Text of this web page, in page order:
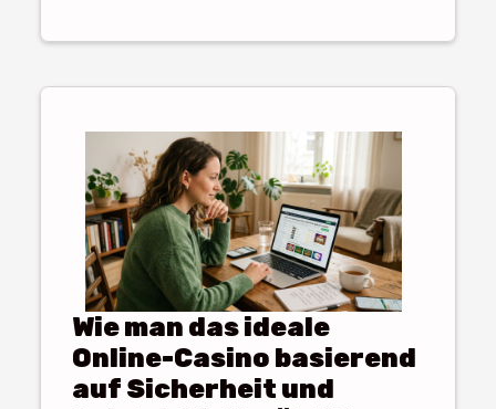
Wie man das ideale
Online-Casino basierend
auf Sicherheit und